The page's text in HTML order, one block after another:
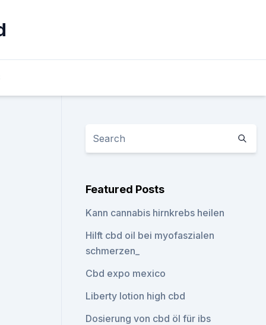
Featured Posts
Kann cannabis hirnkrebs heilen
Hilft cbd oil bei myofaszialen
schmerzen_
Cbd expo mexico
Liberty lotion high cbd
Dosierung von cbd öl für ibs